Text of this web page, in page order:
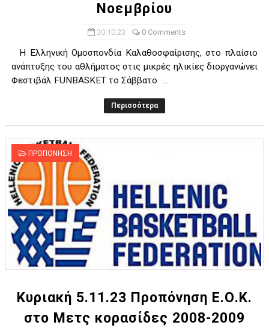
Νοεμβρίου
30.10.23 0 Comments
Η Ελληνική Ομοσπονδία Καλαθοσφαίρισης, στο πλαίσιο
ανάπτυξης του αθλήματος στις μικρές ηλικίες διοργανώνει
Φεστιβάλ FUNBASKET το Σάββατο ...
Περισσότερα
ΠΡΟΠΟΝΗΣΗ
Κυριακή 5.11.23 Προπόνηση Ε.Ο.Κ.
στο Μετς κορασίδες 2008-2009